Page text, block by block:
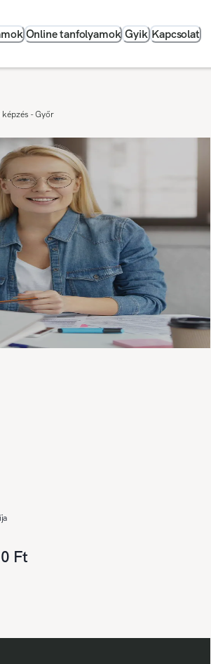
Online tanfolyamok Gyik Kapcsolat
- Győr
Ft